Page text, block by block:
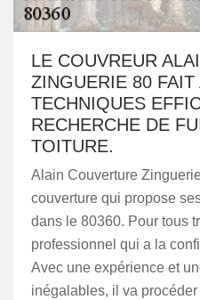
LE COUVREUR
ZINGUERIE 80 FAIT
TECHNIQUES
RECHERCHE DE
TOITURE.
Alain Couverture
couverture qui propose
dans le 80360. Pour tous
professionnel qui a la
Avec une expérience et
inégalables, il va